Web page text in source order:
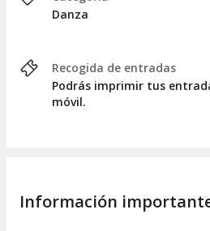
Danza
Recogida de entradas
Podrás imprimir tus
móvil.
Información